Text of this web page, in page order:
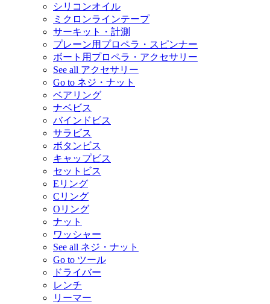
シリコンオイル
ミクロンラインテープ
サーキット・計測
プレーン用プロペラ・スピンナー
ボート用プロペラ・アクセサリー
See all アクセサリー
Go to ネジ・ナット
ベアリング
ナベビス
バインドビス
サラビス
ボタンビス
キャップビス
セットビス
Eリング
Cリング
Oリング
ナット
ワッシャー
See all ネジ・ナット
Go to ツール
ドライバー
レンチ
リーマー